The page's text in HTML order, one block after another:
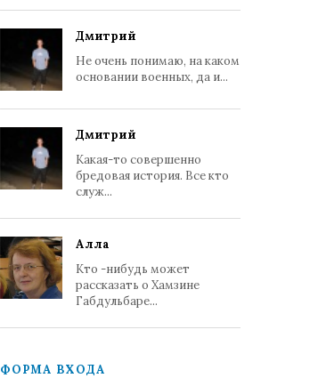
Дмитрий
Не очень понимаю, на каком
основании военных, да и...
Дмитрий
Какая-то совершенно
бредовая история. Все кто
служ...
Алла
Кто -нибудь может
рассказать о Хамзине
Габдульбаре...
ФОРМА ВХОДА